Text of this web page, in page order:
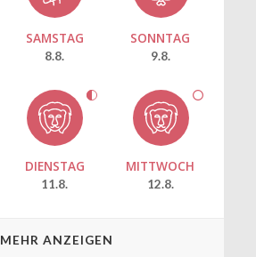
SAMSTAG
8.8.
SONNTAG
9.8.
DIENSTAG
11.8.
MITTWOCH
12.8.
MEHR ANZEIGEN